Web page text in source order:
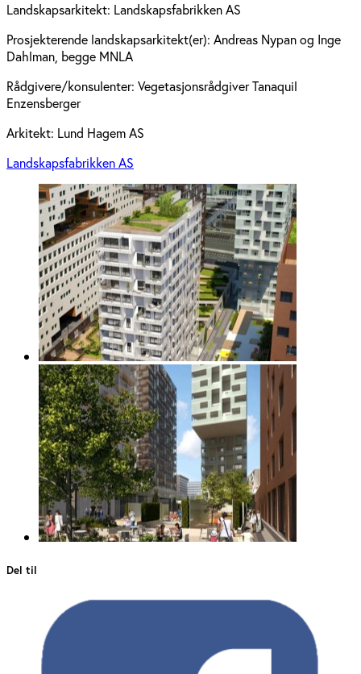
Landskapsarkitekt: Landskapsfabrikken AS
Prosjekterende landskapsarkitekt(er): Andreas Nypan og Inge
Dahlman, begge MNLA
Rådgivere/konsulenter: Vegetasjonsrådgiver Tanaquil
Enzensberger
Arkitekt: Lund Hagem AS
Landskapsfabrikken AS
Del til